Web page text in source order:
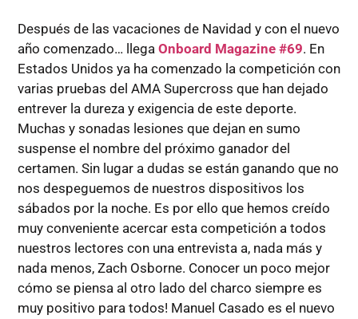
Después de las vacaciones de Navidad y con el nuevo
año comenzado… llega Onboard Magazine #69. En
Estados Unidos ya ha comenzado la competición con
varias pruebas del AMA Supercross que han dejado
entrever la dureza y exigencia de este deporte.
Muchas y sonadas lesiones que dejan en sumo
suspense el nombre del próximo ganador del
certamen. Sin lugar a dudas se están ganando que no
nos despeguemos de nuestros dispositivos los
sábados por la noche. Es por ello que hemos creído
muy conveniente acercar esta competición a todos
nuestros lectores con una entrevista a, nada más y
nada menos, Zach Osborne. Conocer un poco mejor
cómo se piensa al otro lado del charco siempre es
muy positivo para todos! Manuel Casado es el nuevo